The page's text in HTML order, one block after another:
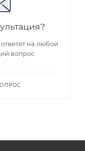
на любой
вопрос